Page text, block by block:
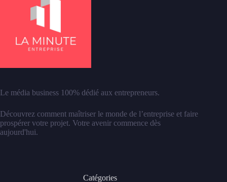
Le média business 100% dédié aux entrepreneurs.
Découvrez comment maîtriser le monde de l’entreprise et faire
prospérer votre projet. Votre avenir commence dès
aujourd'hui.
Catégories